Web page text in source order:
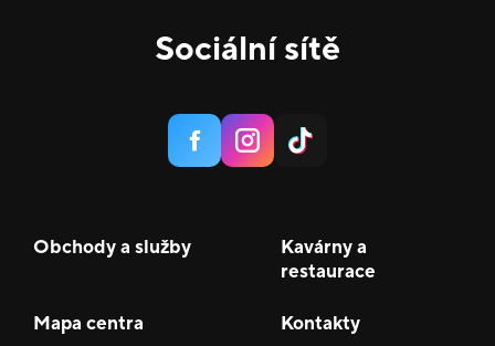
Sociální sítě
Obchody a služby
Kavárny a
restaurace
Mapa centra Kontakty